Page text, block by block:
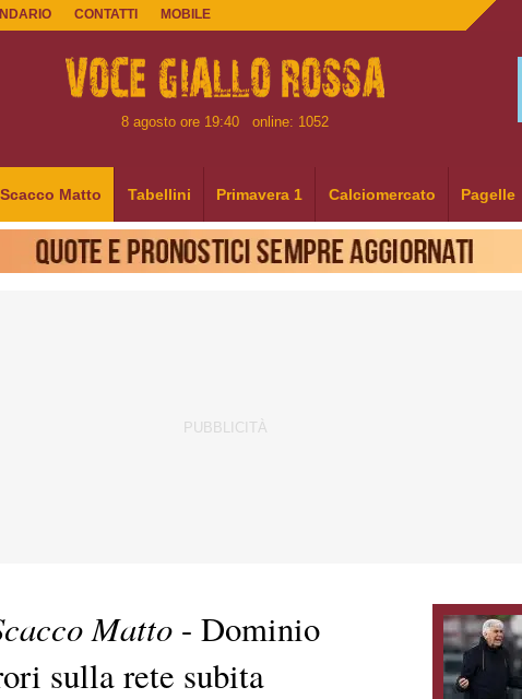
CONTATTI MOBILE
8 agosto ore 19:40 online: 1052
Scacco Matto Tabellini Primavera 1 Calciomercato Pagelle
Matto- Dominio
sulla rete subita